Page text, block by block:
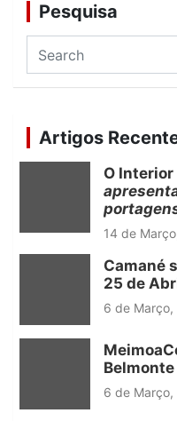
Pesquisa
a
c
h
Artigos
O Interior
14 de
Camané
25 de
6 de Março,
Belmonte
6 de Março,